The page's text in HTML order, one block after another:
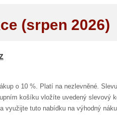
(srpen 2026)
o 10 %. Platí na nezlevněné. Slevu
košíku vložíte uvedený slevový
využijte tuto nabídku na výhodný